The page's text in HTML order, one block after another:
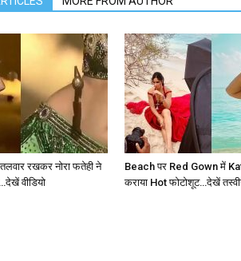
रखकर नोरा फतेही ने
वीडियो
Beach पर Red Gown में
कराया Hot फोटोशूट…देखें